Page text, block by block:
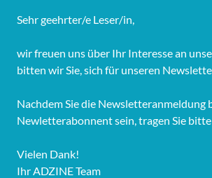
Sehr geehrter/e Leser/in,
wir freuen uns über Ihr Interesse an
bitten wir Sie, sich für unseren
Nachdem Sie die
Newletterabonnent sein, tragen Sie
Vielen Dank!
Ihr ADZINE Team